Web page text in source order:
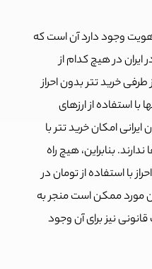
هویت وجود دارد آن است که
ایران در هیچ کدام از
خرید تتر بدون احراز
استفاده از ارزهای
امکان خرید تتر با
بنابراین، هیچ راه
با استفاده از تومان در
مورد ممکن است منجر به
نیز برای آن وجود